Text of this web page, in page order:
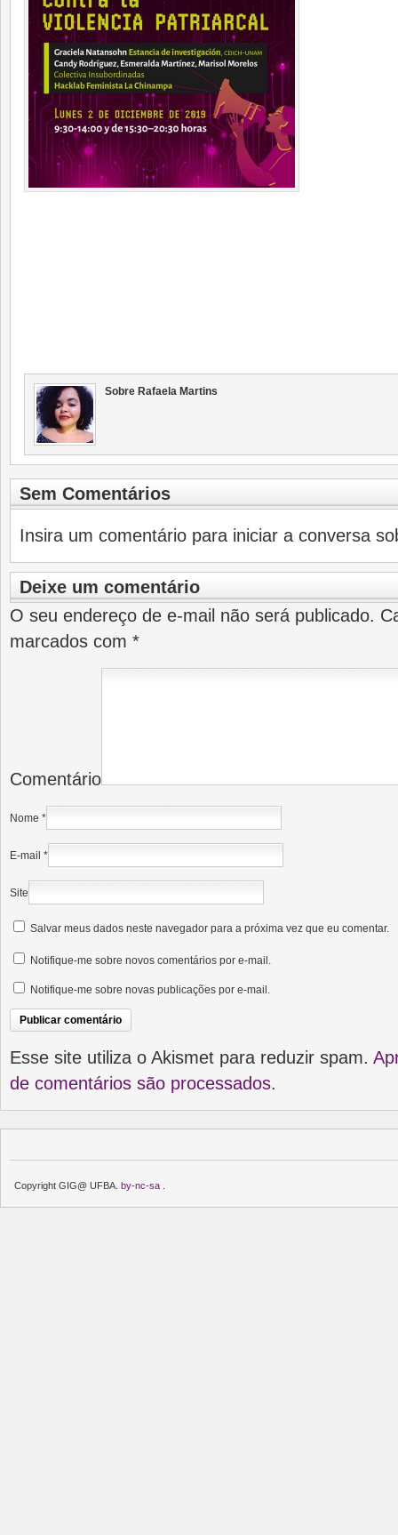
Sobre Rafaela Martins
Sem Comentários
Insira um comentário para iniciar a conversa
Deixe um comentário
O seu endereço de e-mail não será publicado.
marcados com *
Comentário
Nome *
E-mail *
Site
Salvar meus dados neste navegador para a próxima vez que eu comentar.
Notifique-me sobre novos comentários por e-mail.
Notifique-me sobre novas publicações por e-mail.
Esse site utiliza o Akismet para reduzir spam.
de comentários são processados.
Copyright GIG@ UFBA. by-nc-sa